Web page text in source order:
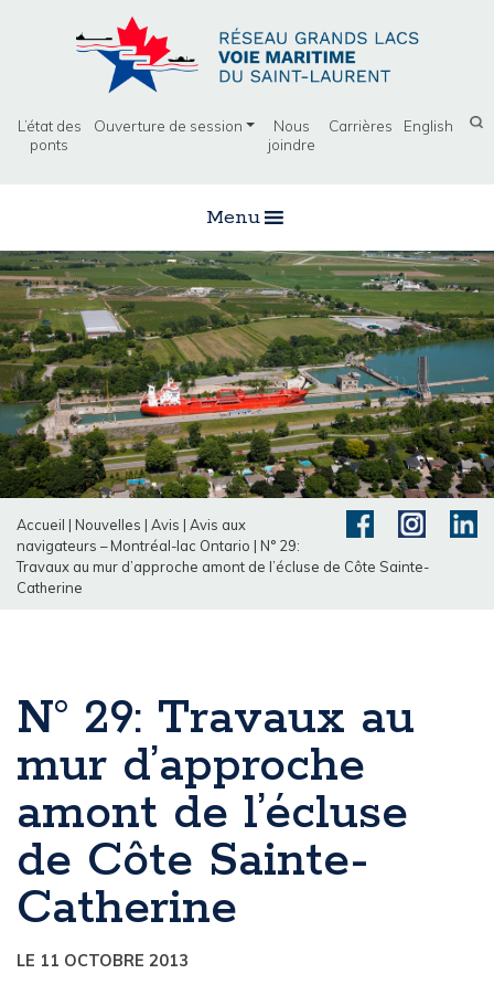
L’état des
ponts
Ouverture de session
Nous
joindre
Carrières English
Menu
Accueil | Nouvelles | Avis | Avis aux
navigateurs – Montréal-lac Ontario | N° 29:
Travaux au mur d’approche amont de l’écluse de Côte Sainte-
Catherine
N° 29: Travaux au
mur d’approche
amont de l’écluse
de Côte Sainte-
Catherine
LE 11 OCTOBRE 2013